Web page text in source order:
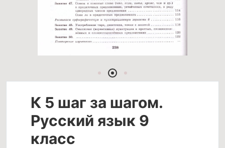
К 5 шаг за шагом.
Русский язык 9
класс